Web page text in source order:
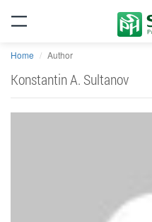
Home Author
Konstantin A. Sultanov